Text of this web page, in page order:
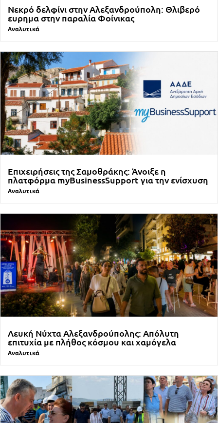
Νεκρό δελφίνι στην Αλεξανδρούπολη: Θλιβερό
ευρημα στην παραλία Φοίνικας
Αναλυτικά
Επιχειρήσεις της Σαμοθράκης: Άνοιξε η
πλατφόρμα myBusinessSupport για την ενίσχυση
Αναλυτικά
Λευκή Νύχτα Αλεξανδρούπολης: Απόλυτη
επιτυχία με πλήθος κόσμου και χαμόγελα
Αναλυτικά